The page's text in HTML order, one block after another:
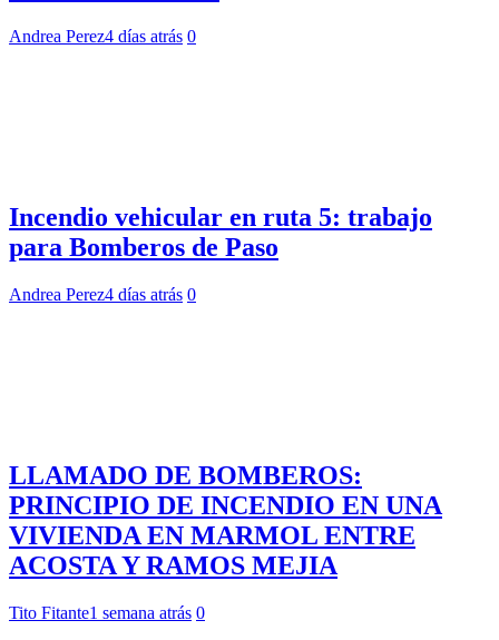
Andrea Perez4 días atrás 0
Incendio vehicular en ruta 5: trabajo
para Bomberos de Paso
Andrea Perez4 días atrás 0
LLAMADO DE BOMBEROS:
PRINCIPIO DE INCENDIO EN UNA
VIVIENDA EN MARMOL ENTRE
ACOSTA Y RAMOS MEJIA
Tito Fitante1 semana atrás 0